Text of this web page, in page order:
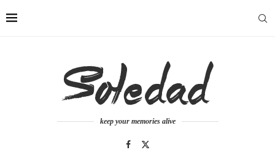
keep your memories alive